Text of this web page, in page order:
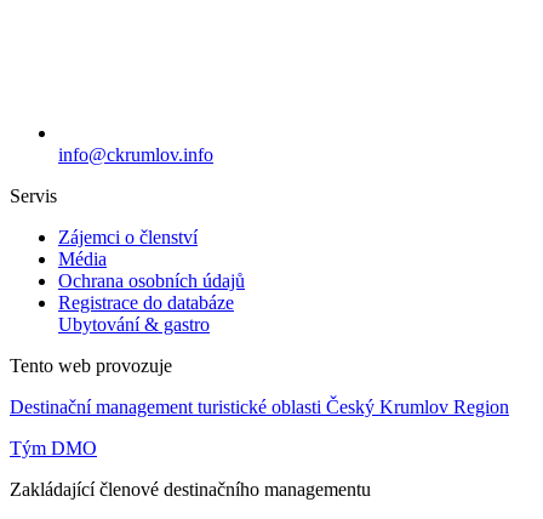
info@ckrumlov.info
Servis
Zájemci o členství
Média
Ochrana osobních údajů
Registrace do databáze
Ubytování & gastro
Tento web provozuje
Destinační management turistické oblasti Český Krumlov Region
Tým DMO
Zakládající členové destinačního managementu